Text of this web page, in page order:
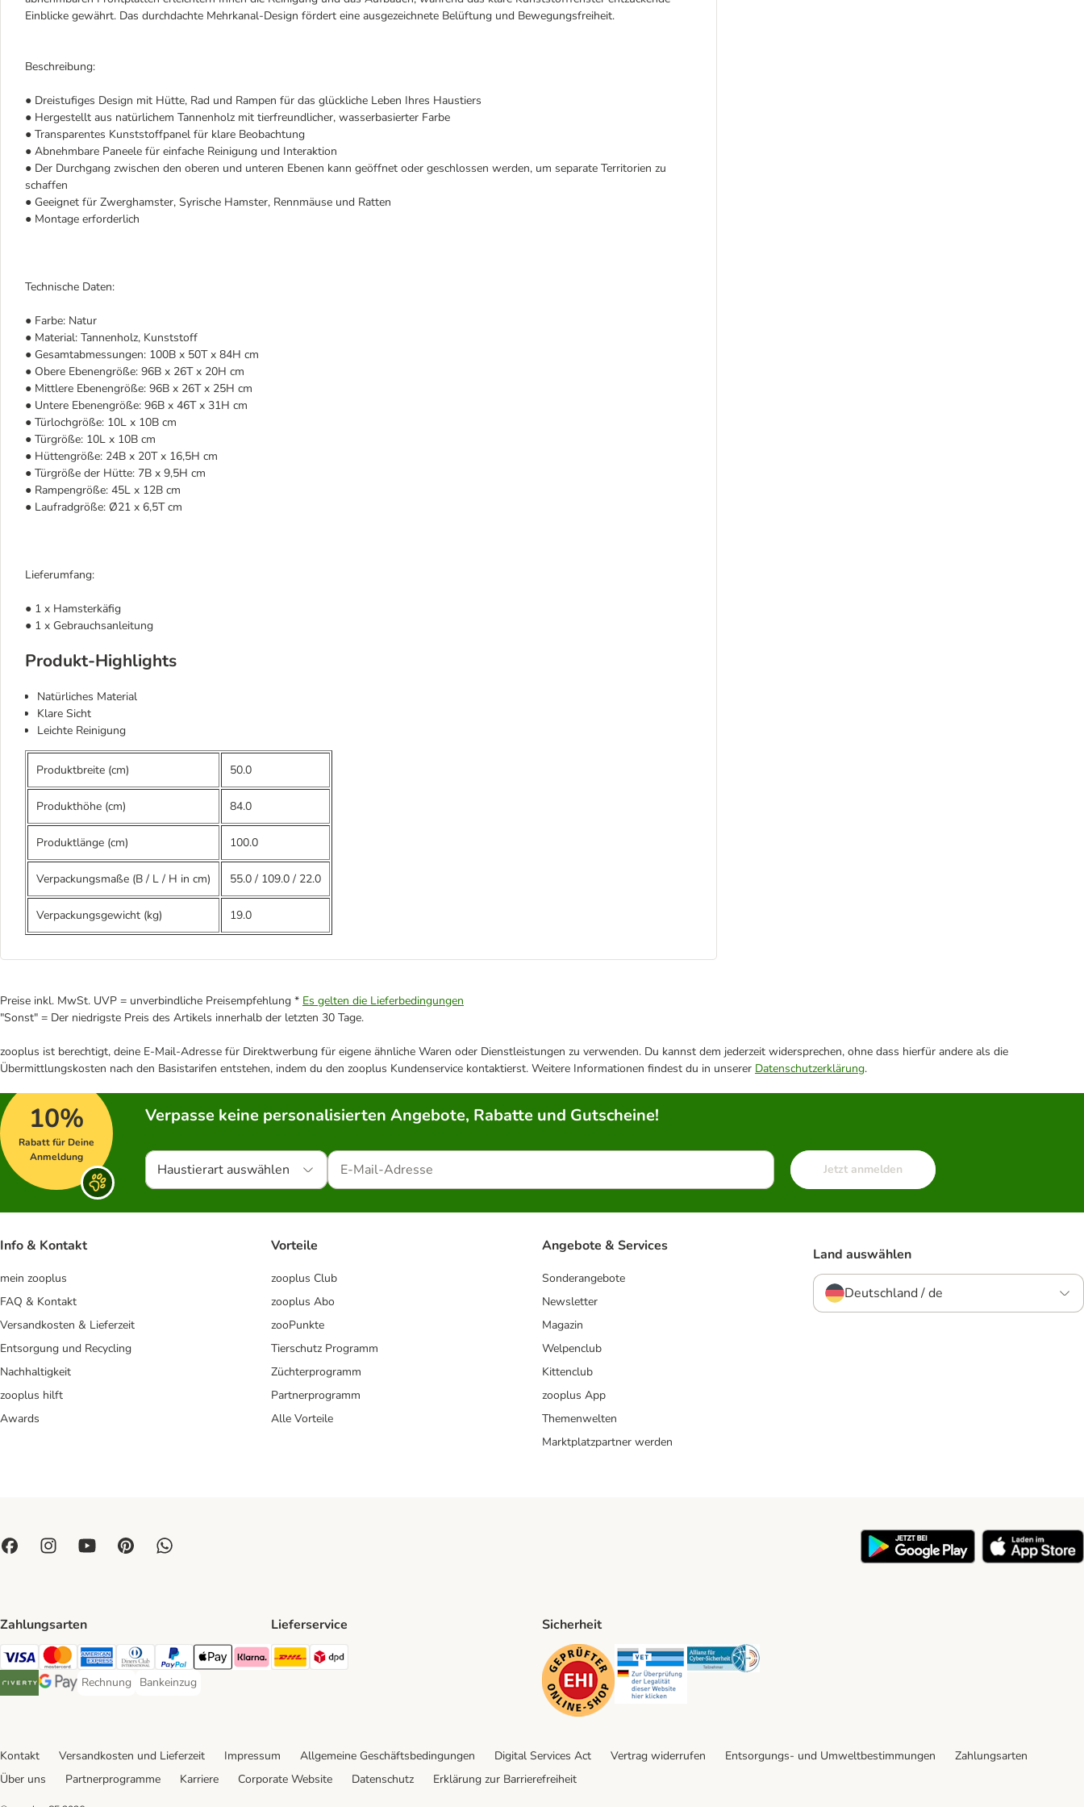
Einblicke gewährt. Das durchdachte Mehrkanal-Design fördert eine ausgezeichnete Belüftung und Bewegungsfreiheit.
Beschreibung:
● Dreistufiges Design mit Hütte, Rad und Rampen für das glückliche Leben Ihres Haustiers
● Hergestellt aus natürlichem Tannenholz mit tierfreundlicher, wasserbasierter Farbe
● Transparentes Kunststoffpanel für klare Beobachtung
● Abnehmbare Paneele für einfache Reinigung und Interaktion
● Der Durchgang zwischen den oberen und unteren Ebenen kann geöffnet oder geschlossen werden, um separate Territorien zu
schaffen
● Geeignet für Zwerghamster, Syrische Hamster, Rennmäuse und Ratten
● Montage erforderlich
Technische Daten:
● Farbe: Natur
● Material: Tannenholz, Kunststoff
● Gesamtabmessungen: 100B x 50T x 84H cm
● Obere Ebenengröße: 96B x 26T x 20H cm
● Mittlere Ebenengröße: 96B x 26T x 25H cm
● Untere Ebenengröße: 96B x 46T x 31H cm
● Türlochgröße: 10L x 10B cm
● Türgröße: 10L x 10B cm
● Hüttengröße: 24B x 20T x 16,5H cm
● Türgröße der Hütte: 7B x 9,5H cm
● Rampengröße: 45L x 12B cm
● Laufradgröße: Ø21 x 6,5T cm
Lieferumfang:
● 1 x Hamsterkäfig
● 1 x Gebrauchsanleitung
Produkt-Highlights
Natürliches Material
Klare Sicht
Leichte Reinigung
Produktbreite (cm) 50.0
Produkthöhe (cm) 84.0
Produktlänge (cm) 100.0
Verpackungsmaße (B / L / H in cm) 55.0 / 109.0 / 22.0
Verpackungsgewicht (kg) 19.0
Preise inkl. MwSt. UVP = unverbindliche Preisempfehlung * Es gelten die Lieferbedingungen
"Sonst" = Der niedrigste Preis des Artikels innerhalb der letzten 30 Tage.
zooplus ist berechtigt, deine E-Mail-Adresse für Direktwerbung für eigene ähnliche Waren oder Dienstleistungen zu verwenden. Du kannst dem jederzeit widersprechen, ohne dass hierfür andere als die
Übermittlungskosten nach den Basistarifen entstehen, indem du den zooplus Kundenservice kontaktierst. Weitere Informationen findest du in unserer Datenschutzerklärung.
10%
Rabatt für Deine
Anmeldung
Verpasse keine personalisierten Angebote, Rabatte und Gutscheine!
Haustierart auswählen Jetzt anmelden
Info & Kontakt
mein zooplus
FAQ & Kontakt
Versandkosten & Lieferzeit
Entsorgung und Recycling
Nachhaltigkeit
zooplus hilft
Awards
Vorteile
zooplus Club
zooplus Abo
zooPunkte
Tierschutz Programm
Züchterprogramm
Partnerprogramm
Alle Vorteile
Angebote & Services
Sonderangebote
Newsletter
Magazin
Welpenclub
Kittenclub
zooplus App
Themenwelten
Marktplatzpartner werden
Land auswählen
Deutschland / de
Zahlungsarten
Visa Payment Method
Mastercard Payment Method
American Express Payment Method
Diners Club Payment Method
PayPal Payment Method
Apple Pay Payment Method
Klarna Payment Method
Riverty Payment Method
Google Pay Payment Method
Rechnung
Rechnung Payment Method
Bankeinzug
Bankeinzug Payment Method
Lieferservice
DHL Shipping Method
Sicherheit
Security Security Security
Kontakt Versandkosten und Lieferzeit Impressum Allgemeine Geschäftsbedingungen Digital Services Act Vertrag widerrufen Entsorgungs- und Umweltbestimmungen
Zahlungsarten
Über uns
Partnerprogramme Karriere Corporate Website Datenschutz Erklärung zur Barrierefreiheit